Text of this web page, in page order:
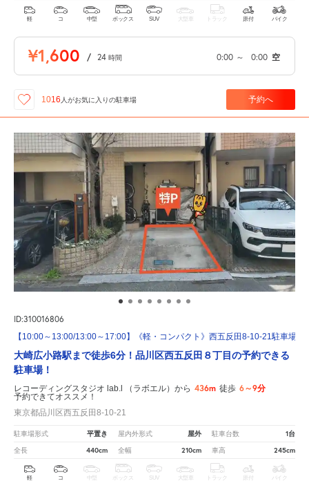
軽 コ 中型 ボックス SUV 大型車 トラック 原付 バイク
¥1,600 / 24 時間 0:00 ～ 0:00 空
1016 人がお気に入りの駐車場 予約へ
ID:310016806
【10:00～13:00/13:00～17:00】《軽・コンパクト》西五反田8-10-21駐車場
大崎広小路駅まで徒歩6分！品川区西五反田８丁目の予約できる
駐車場！
レコーディングスタジオ lab.l （ラボエル）から 436m 徒歩 6～9分
予約できてオススメ！
東京都品川区西五反田8-10-21
駐車場形式 平置き 屋内外形式 屋外 駐車台数 1台
全長 440cm 全幅 210cm 車高 245cm
軽 コ 中型 ボックス SUV 大型車 トラック 原付 バイク